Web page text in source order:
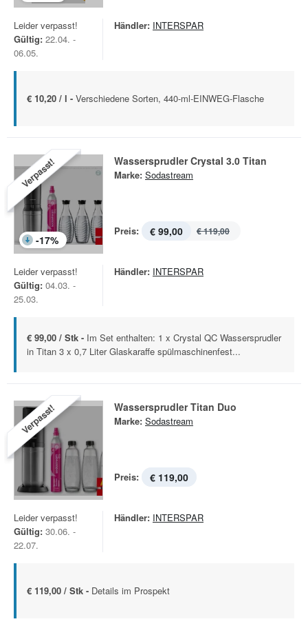
Leider verpasst!
Gültig: 22.04. -
06.05.
Händler: INTERSPAR
€ 10,20 / l - Verschiedene Sorten, 440-ml-EINWEG-Flasche
Verpasst!
-17%
Wassersprudler Crystal 3.0 Titan
Marke: Sodastream
Preis: € 99,00 € 119,00
Leider verpasst!
Gültig: 04.03. -
25.03.
Händler: INTERSPAR
€ 99,00 / Stk - Im Set enthalten: 1 x Crystal QC Wassersprudler
in Titan 3 x 0,7 Liter Glaskaraffe spülmaschinenfest...
Verpasst! Wassersprudler Titan Duo
Marke: Sodastream
Preis: € 119,00
Leider verpasst!
Gültig: 30.06. -
22.07.
Händler: INTERSPAR
€ 119,00 / Stk - Details im Prospekt